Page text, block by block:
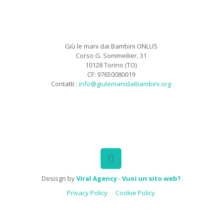
Giù le mani dai Bambini ONLUS
Corso G. Sommeilier, 31
10128 Torino (TO)
CF: 97650080019
Contatti : info@giulemanidaibambini.org
Desisgn byViral Agency-Vuoi un sito web?
Privacy Policy
Cookie Policy